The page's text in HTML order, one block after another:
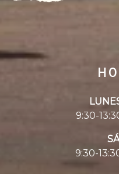
9:30-
9:30-